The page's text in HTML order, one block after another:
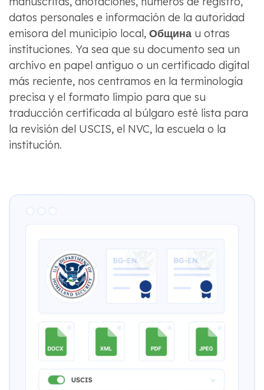
datos personales e información de la autoridad
emisora ​​del municipio local, Общинаu otras
instituciones. Ya sea que su documento sea un
archivo en papel antiguo o un certificado digital
más reciente, nos centramos en la terminología
precisa y el formato limpio para que su
traducción certificada al búlgaro esté lista para
la revisión del USCIS, el NVC, la escuela o la
institución.